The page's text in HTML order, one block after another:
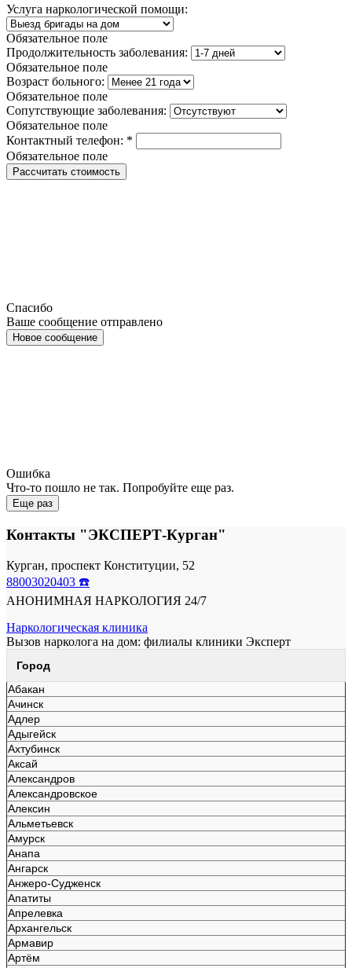
Услуга наркологической помощи:
Обязательное поле
Продолжительность заболевания:
Обязательное поле
Возраст больного:
Обязательное поле
Сопутствующие заболевания:
Обязательное поле
Контактный телефон: *
Обязательное поле
Рассчитать стоимость
Спасибо
Ваше сообщение отправлено
Новое сообщение
Ошибка
Что-то пошло не так. Попробуйте еще раз.
Еще раз
Контакты "ЭКСПЕРТ-Курган"
Курган, проспект Конституции, 52
88003020403 ☎️
АНОНИМНАЯ НАРКОЛОГИЯ 24/7
Наркологическая клиника
Вызов нарколога на дом: филиалы клиники Эксперт
Город
Абакан
Ачинск
Адлер
Адыгейск
Ахтубинск
Аксай
Александров
Александровское
Алексин
Альметьевск
Амурск
Анапа
Ангарск
Анжеро-Судженск
Апатиты
Апрелевка
Архангельск
Армавир
Артём